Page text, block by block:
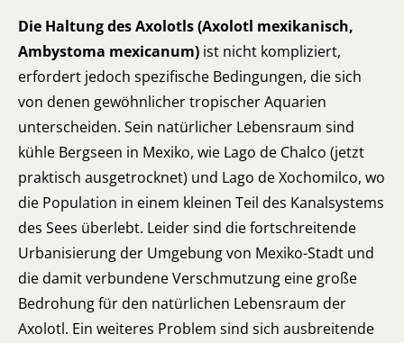
Die Haltung des Axolotls (Axolotl mexikanisch,
Ambystoma mexicanum) ist nicht kompliziert,
erfordert jedoch spezifische Bedingungen, die sich
von denen gewöhnlicher tropischer Aquarien
unterscheiden. Sein natürlicher Lebensraum sind
kühle Bergseen in Mexiko, wie Lago de Chalco (jetzt
praktisch ausgetrocknet) und Lago de Xochomilco, wo
die Population in einem kleinen Teil des Kanalsystems
des Sees überlebt. Leider sind die fortschreitende
Urbanisierung der Umgebung von Mexiko-Stadt und
die damit verbundene Verschmutzung eine große
Bedrohung für den natürlichen Lebensraum der
Axolotl. Ein weiteres Problem sind sich ausbreitende